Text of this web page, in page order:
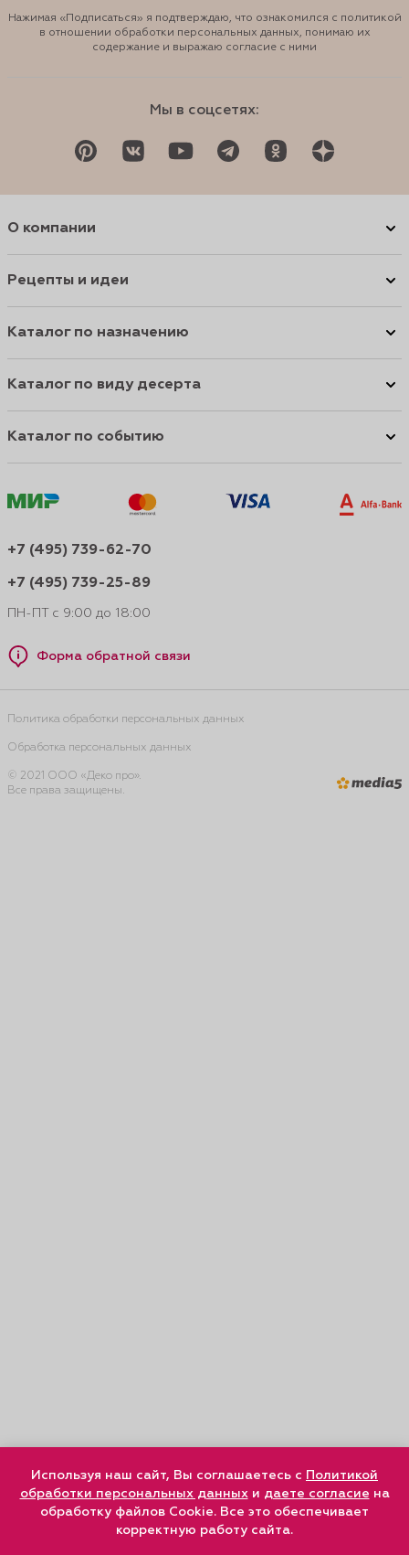
Нажимая «Подписаться» я подтверждаю, что ознакомился с политикой
в отношении обработки персональных данных, понимаю их
содержание и выражаю согласие с ними
Мы в соцсетях:
О компании
Рецепты и идеи
Каталог по назначению
Каталог по виду десерта
Каталог по событию
+7 (495) 739-62-70
+7 (495) 739-25-89
ПН-ПТ с 9:00 до 18:00
Форма обратной связи
Политика обработки персональных данных
Обработка персональных данных
© 2021 ООО «Деко про».
Все права защищены.
Используя наш сайт, Вы соглашаетесь с Политикой
обработки персональных данныхи даете согласие на
обработку файлов Cookie. Все это обеспечивает
корректную работу сайта.